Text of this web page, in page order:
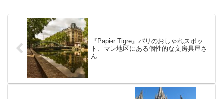
『Papier Tigre』パリのおしゃれスポッ
ト、マレ地区にある個性的な文房具屋さ
ん